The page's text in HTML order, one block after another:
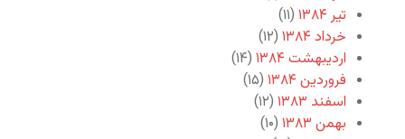
تیر ۱۳۸۴
(۱۱)
خرداد ۱۳۸۴
(۱۲)
اردیبهشت ۱۳۸۴
(۱۴)
فروردین ۱۳۸۴
(۱۵)
اسفند ۱۳۸۳
(۱۲)
بهمن ۱۳۸۳
(۱۰)